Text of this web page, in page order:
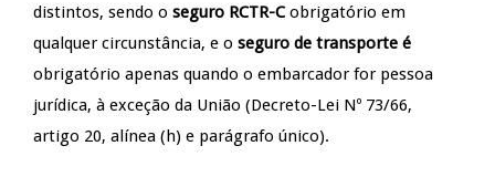
distintos, sendo o seguro RCTR-Cobrigatório em
qualquer circunstância, e o seguro de transporte é
obrigatório apenas quando o embarcador for pessoa
jurídica, à exceção da União (Decreto-Lei Nº 73/66,
artigo 20, alínea (h) e parágrafo único).